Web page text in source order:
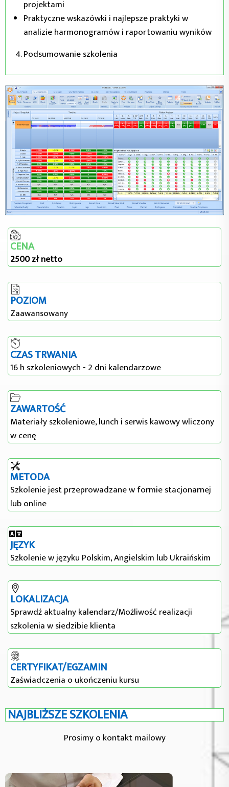
projektami
Praktyczne wskazówki i najlepsze praktyki w
analizie harmonogramów i raportowaniu wyników
Podsumowanie szkolenia
CENA
2500 zł netto
POZIOM
Zaawansowany
CZAS TRWANIA
16 h szkoleniowych - 2 dni kalendarzowe
ZAWARTOŚĆ
Materiały szkoleniowe, lunch i serwis kawowy wliczony
w cenę
METODA
Szkolenie jest przeprowadzane w formie stacjonarnej
lub online
JĘZYK
Szkolenie w języku Polskim, Angielskim lub Ukraińskim
LOKALIZACJA
Sprawdź aktualny kalendarz/Możliwość realizacji
szkolenia w siedzibie klienta
CERTYFIKAT/EGZAMIN
Zaświadczenia o ukończeniu kursu
NAJBLIŻSZE SZKOLENIA
Prosimy o kontakt mailowy